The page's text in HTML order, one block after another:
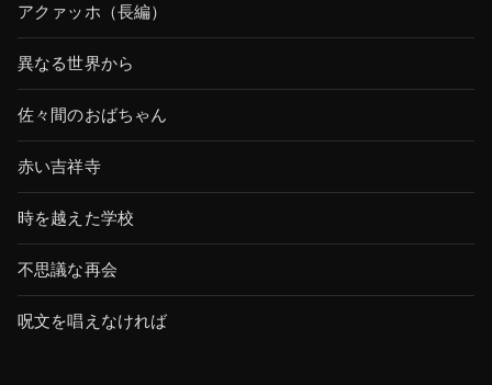
アクァッホ（長編）
異なる世界から
佐々間のおばちゃん
赤い吉祥寺
時を越えた学校
不思議な再会
呪文を唱えなければ